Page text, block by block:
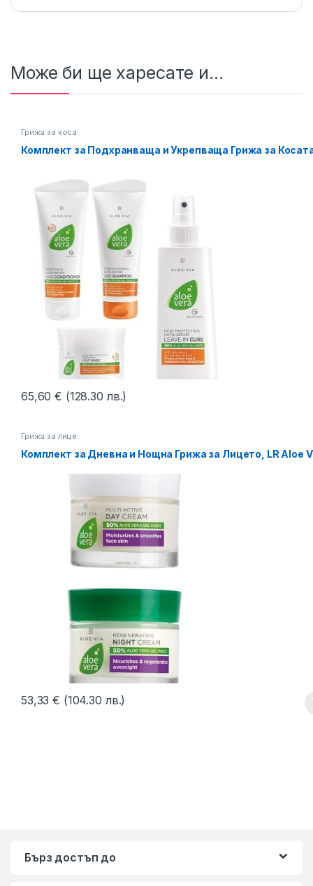
Може би ще харесате и...
Грижа за коса
Комплект за Подхранваща и Укрепваща Грижа за
65,60€ (128.30 лв.)
Грижа за лице
Комплект за Дневна и Нощна Грижа за Лицето, LR Aloe
53,33€ (104.30 лв.)
Бърз достъп до